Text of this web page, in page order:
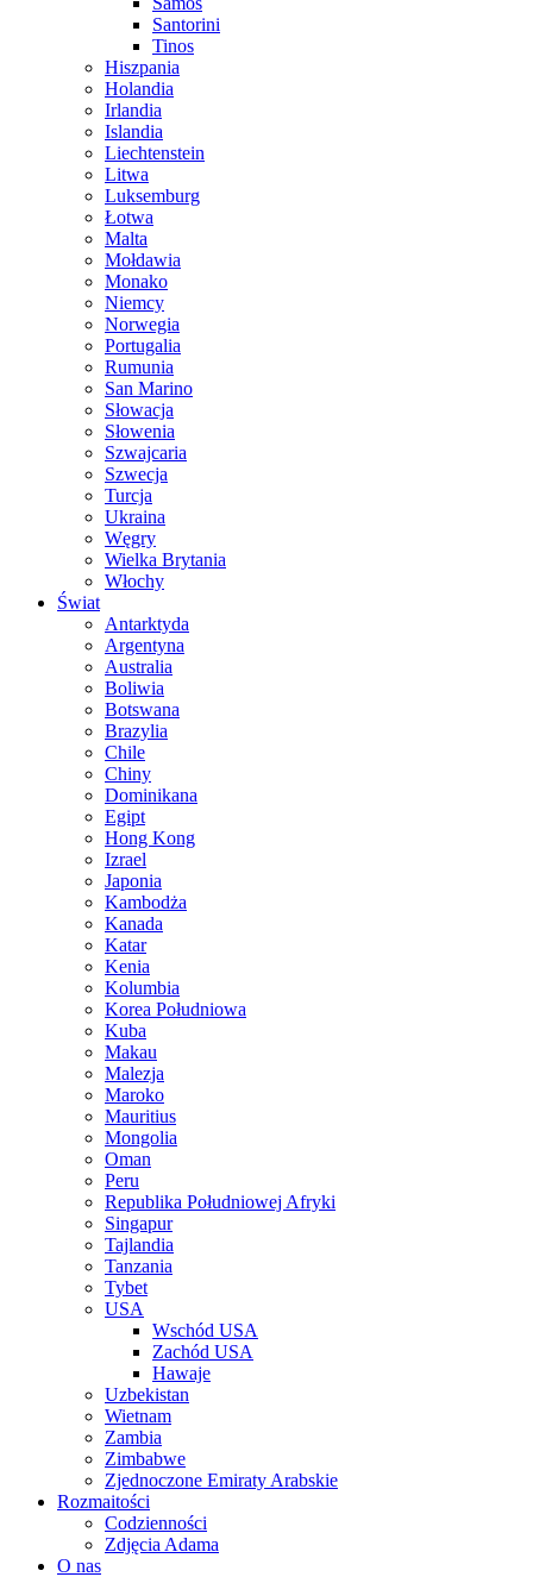
Santorini
Tinos
Hiszpania
Holandia
Irlandia
Islandia
Liechtenstein
Litwa
Luksemburg
Łotwa
Malta
Mołdawia
Monako
Niemcy
Norwegia
Portugalia
Rumunia
San Marino
Słowacja
Słowenia
Szwajcaria
Szwecja
Turcja
Ukraina
Węgry
Wielka Brytania
Włochy
Świat
Antarktyda
Argentyna
Australia
Boliwia
Botswana
Brazylia
Chile
Chiny
Dominikana
Egipt
Hong Kong
Izrael
Japonia
Kambodża
Kanada
Katar
Kenia
Kolumbia
Korea Południowa
Kuba
Makau
Malezja
Maroko
Mauritius
Mongolia
Oman
Peru
Republika Południowej Afryki
Singapur
Tajlandia
Tanzania
Tybet
USA
Wschód USA
Zachód USA
Hawaje
Uzbekistan
Wietnam
Zambia
Zimbabwe
Zjednoczone Emiraty Arabskie
Rozmaitości
Codzienności
Zdjęcia Adama
O nas